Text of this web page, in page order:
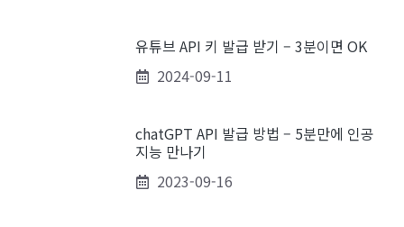
유튜브 API 키 발급 받기 – 3분이면 OK
2024-09-11
chatGPT API 발급 방법 – 5분만에 인공
지능 만나기
2023-09-16